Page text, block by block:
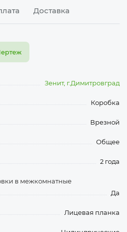
Доставка
Зенит, г.Димитровград
Коробка
Врезной
Общее
2 года
в межкомнатные
Да
Лицевая планка